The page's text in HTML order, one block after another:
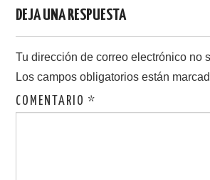
DEJA UNA RESPUESTA
Tu dirección de correo electrónico no
Los campos obligatorios están
COMENTARIO*